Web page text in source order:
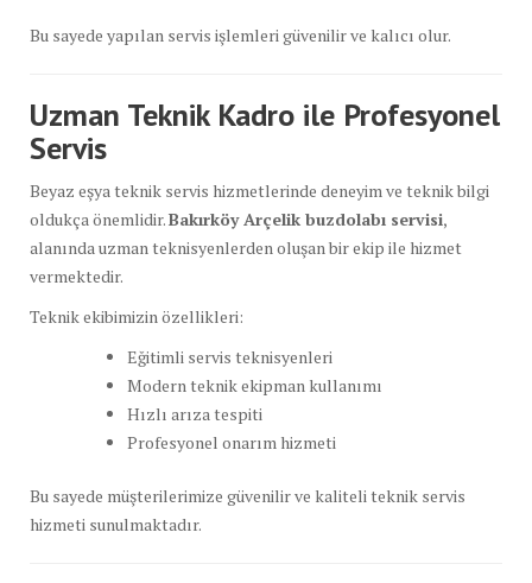
Bu sayede yapılan servis işlemleri güvenilir ve kalıcı olur.
Uzman Teknik Kadro ile Profesyonel
Servis
Beyaz eşya teknik servis hizmetlerinde deneyim ve teknik bilgi
oldukça önemlidir.Bakırköy Arçelik buzdolabı servisi,
alanında uzman teknisyenlerden oluşan bir ekip ile hizmet
vermektedir.
Teknik ekibimizin özellikleri:
Eğitimli servis teknisyenleri
Modern teknik ekipman kullanımı
Hızlı arıza tespiti
Profesyonel onarım hizmeti
Bu sayede müşterilerimize güvenilir ve kaliteli teknik servis
hizmeti sunulmaktadır.